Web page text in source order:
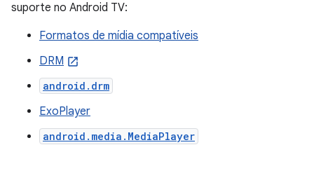
suporte no Android TV:
Formatos de mídia compatíveis
DRM
android.drm
ExoPlayer
android.media.MediaPlayer